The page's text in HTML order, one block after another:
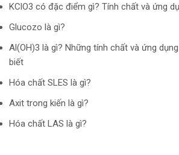
KClO3 có đặc điểm gì? Tính chất và ứng
Glucozo là gì?
Al(OH)3 là gì? Những tính chất và ứng
biết
Hóa chất SLES là gì?
Axit trong kiến là gì?
Hóa chất LAS là gì?